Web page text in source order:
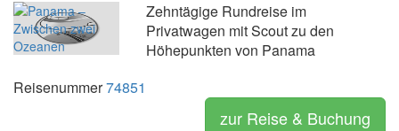
Zehntägige Rundreise im
Privatwagen mit Scout zu den
Höhepunkten von Panama
Reisenummer74851
zur Reise & Buchung